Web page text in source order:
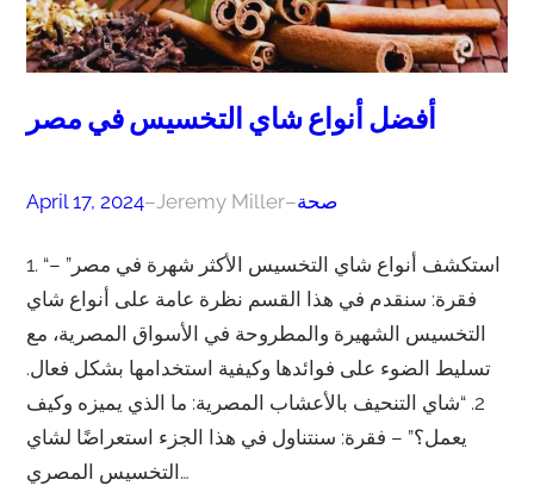
أفضل أنواع شاي التخسيس في مصر
April 17, 2024–Jeremy Miller–صحة
1. “استكشف أنواع شاي التخسيس الأكثر شهرة في مصر” –
فقرة: سنقدم في هذا القسم نظرة عامة على أنواع شاي
التخسيس الشهيرة والمطروحة في الأسواق المصرية، مع
تسليط الضوء على فوائدها وكيفية استخدامها بشكل فعال.
2. “شاي التنحيف بالأعشاب المصرية: ما الذي يميزه وكيف
يعمل؟” – فقرة: سنتناول في هذا الجزء استعراضًا لشاي
التخسيس المصري…